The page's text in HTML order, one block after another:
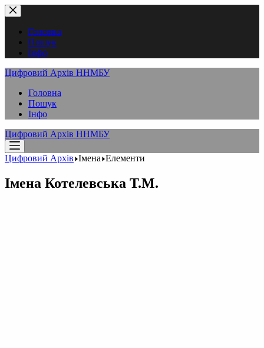
Перейти
до
вмістуГоловна
Пошук
Інфо
Цифровий Архів ННМБУ
Головна
Пошук
Інфо
Цифровий Архів ННМБУ
Цифровий Архів Імена Елементи
Імена Котелевська Т.М.